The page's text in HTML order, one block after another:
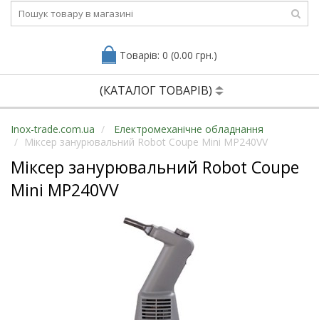
Товарів: 0 (0.00 грн.)
(КАТАЛОГ ТОВАРІВ)
Inox-trade.com.ua
Електромеханічне обладнання
Міксер занурювальний Robot Coupe Mini MP240VV
Міксер занурювальний Robot Coupe
Mini MP240VV